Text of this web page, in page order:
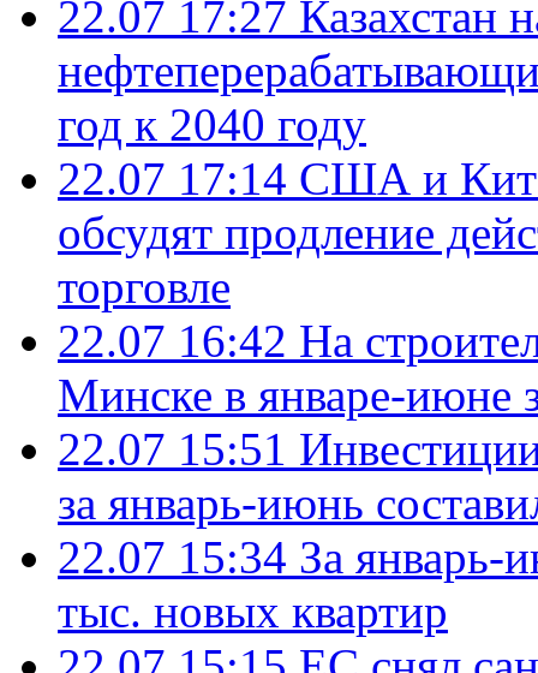
22.07 17:27 Казахстан
год к 2040 году
22.07 17:14 США и
обсудят продление
торговле
22.07 16:42 На
Минске в январе-июне
22.07 15:51
за январь-июнь
22.07 15:34 За январь-
тыс. новых квартир